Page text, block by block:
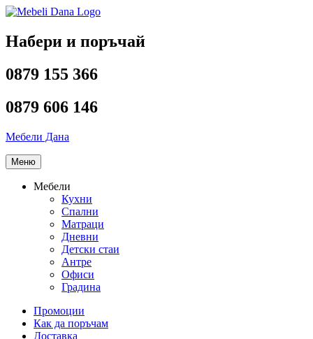
Напред
съдържанието
Набери и поръчай
0879 155 366
0879 606 146
Мебели Дана
Меню
Мебели
Кухни
Спални
Матраци
Дневни
Детски стаи
Антре
Офиси
Градина
Промоции
Как да поръчам
Доставка